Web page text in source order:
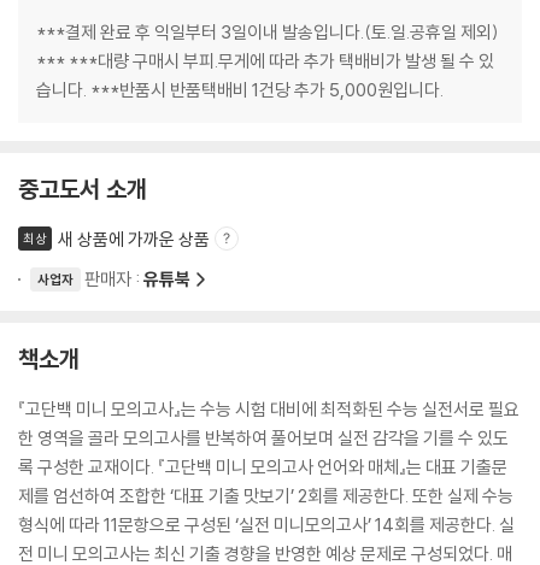
***결제 완료 후 익일부터 3일이내 발송입니다.(토.일.공휴일 제외)
*** ***대량 구매시 부피.무게에 따라 추가 택배비가 발생 될 수 있
습니다. ***반품시 반품택배비 1건당 추가 5,000원입니다.
중고도서 소개
최상 새 상품에 가까운 상품
사업자 판매자 : 유튜북
책소개
『고단백 미니 모의고사』는 수능 시험 대비에 최적화된 수능 실전서로 필요
한 영역을 골라 모의고사를 반복하여 풀어보며 실전 감각을 기를 수 있도
록 구성한 교재이다. 『고단백 미니 모의고사 언어와 매체』는 대표 기출문
제를 엄선하여 조합한 ‘대표 기출 맛보기’ 2회를 제공한다. 또한 실제 수능
형식에 따라 11문항으로 구성된 ‘실전 미니모의고사’ 14회를 제공한다. 실
전 미니 모의고사는 최신 기출 경향을 반영한 예상 문제로 구성되었다. 매